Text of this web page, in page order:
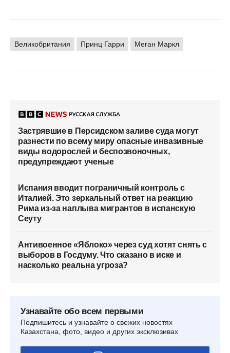
Великобритания Принц Гарри Меган Маркл
Застрявшие в Персидском заливе суда могут
разнести по всему миру опасные инвазивные
виды водорослей и беспозвоночных,
предупреждают ученые
Испания вводит пограничный контроль с
Италией. Это зеркальный ответ на реакцию
Рима из-за наплыва мигрантов в испанскую
Сеуту
Антивоенное «Яблоко» через суд хотят снять с
выборов в Госдуму. Что сказано в иске и
насколько реальна угроза?
Узнавайте обо всем первыми
Подпишитесь и узнавайте о свежих новостях
Казахстана, фото, видео и других эксклюзивах